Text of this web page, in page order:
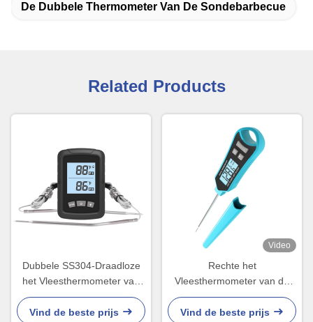
De Dubbele Thermometer Van De Sondebarbecue
Related Products
Dubbele SS304-Draadloze
het Vleesthermometer van
de Sondebarbecue
gemakkelijk aan grill
Vind de beste prijs
Video
Rechte het
Vleesthermometer van de
Sondeip66 BARBECUE voor
Kictchen-Voedsel het Koken
Vind de beste prijs